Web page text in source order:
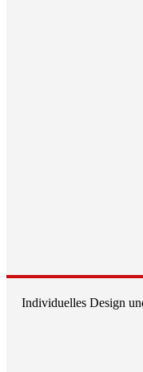
Individuelles Design